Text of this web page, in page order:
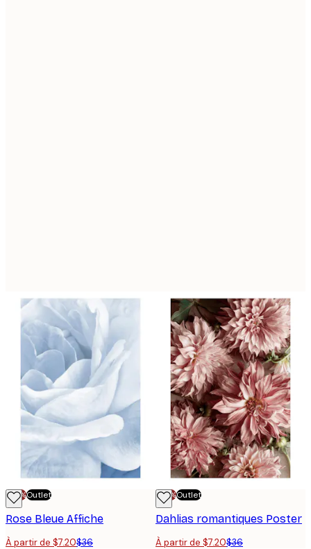
-70%Outlet
Rose Bleue Affiche
À partir de $7.20$36
-70%Outlet
Dahlias romantiques Poster
À partir de $7.20$36